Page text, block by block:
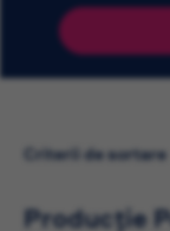
Criterii de sortare
Producție